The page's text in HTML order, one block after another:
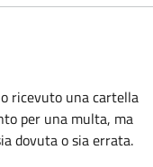
ricevuto una cartella
per una multa, ma
dovuta o sia errata.